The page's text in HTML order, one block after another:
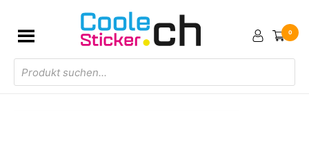
Products
search
0